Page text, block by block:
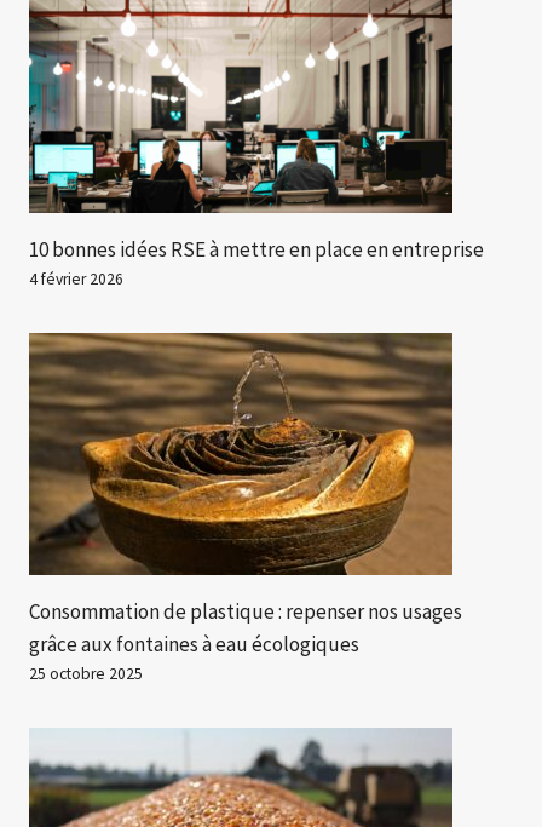
10 bonnes idées RSE à mettre en place en entreprise
4 février 2026
Consommation de plastique : repenser nos usages
grâce aux fontaines à eau écologiques
25 octobre 2025